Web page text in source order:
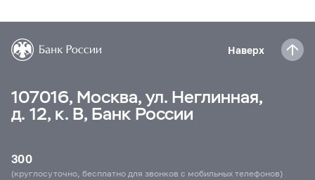
Наверх
107016, Москва, ул. Неглинная,
д. 12, к. В, Банк России
300
(круглосуточно, бесплатно для звонков с мобильных телефонов)